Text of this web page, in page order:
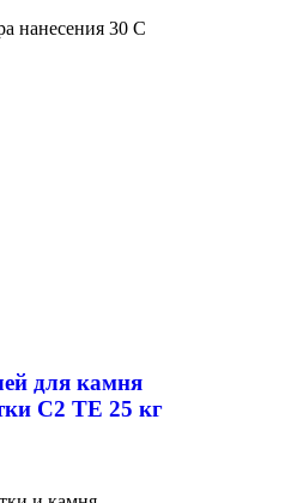
нанесения 30 C
для камня
С2 ТЕ 25 кг